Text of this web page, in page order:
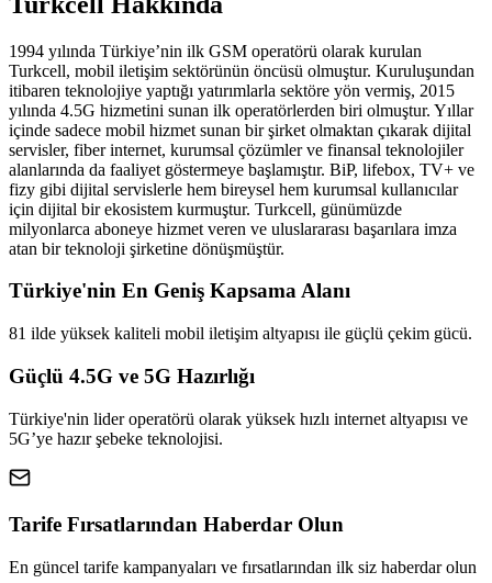
1994 yılında Türkiye’nin ilk GSM operatörü olarak kurulan
Turkcell, mobil iletişim sektörünün öncüsü olmuştur. Kuruluşundan
itibaren teknolojiye yaptığı yatırımlarla sektöre yön vermiş, 2015
yılında 4.5G hizmetini sunan ilk operatörlerden biri olmuştur. Yıllar
içinde sadece mobil hizmet sunan bir şirket olmaktan çıkarak dijital
servisler, fiber internet, kurumsal çözümler ve finansal teknolojiler
alanlarında da faaliyet göstermeye başlamıştır. BiP, lifebox, TV+ ve
fizy gibi dijital servislerle hem bireysel hem kurumsal kullanıcılar
için dijital bir ekosistem kurmuştur. Turkcell, günümüzde
milyonlarca aboneye hizmet veren ve uluslararası başarılara imza
atan bir teknoloji şirketine dönüşmüştür.
Türkiye'nin En Geniş Kapsama Alanı
81 ilde yüksek kaliteli mobil iletişim altyapısı ile güçlü çekim gücü.
Güçlü 4.5G ve 5G Hazırlığı
Türkiye'nin lider operatörü olarak yüksek hızlı internet altyapısı ve
5G’ye hazır şebeke teknolojisi.
Tarife Fırsatlarından Haberdar Olun
En güncel tarife kampanyaları ve fırsatlarından ilk siz haberdar olun